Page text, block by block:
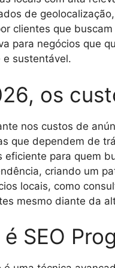
de
clientes que
para negócios que
sustentável.
os
nos custos de
que dependem de
eficiente para quem
criando um
locais, como
mesmo diante da
é SEO